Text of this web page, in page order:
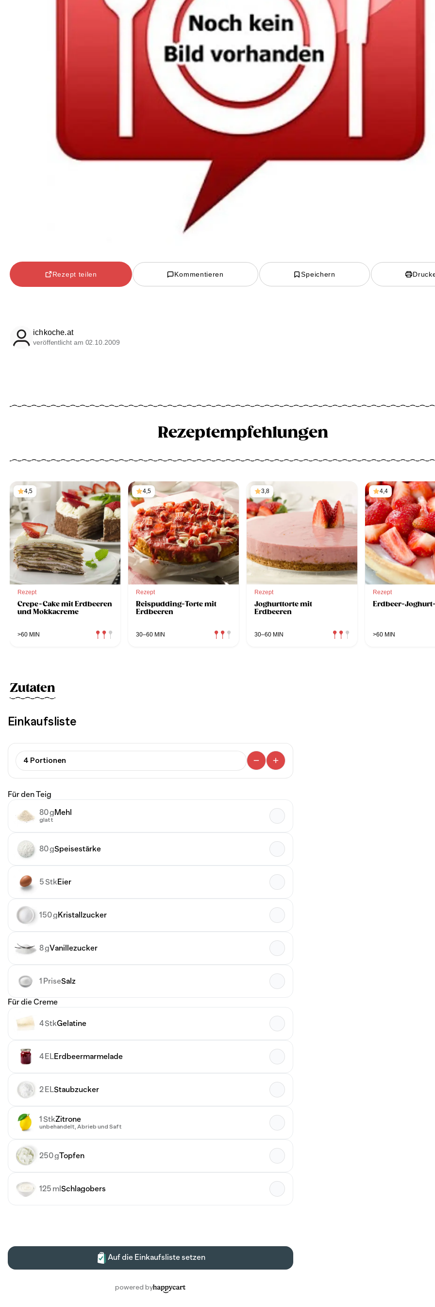
Rezept teilen Kommentieren Speichern
ichkoche.at
veröffentlicht am 02.10.2009
Rezeptempfehlungen
4,5
Rezept
Crepe-Cake mit Erdbeeren
und Mokkacreme
>60 MIN
4,5
Rezept
Reispudding-Torte mit
Erdbeeren
30–60 MIN
3,8
Rezept
Joghurttorte mit
Erdbeeren
30–60 MIN
4,4
Rezept
Erdbeer-
>60 MIN
Zutaten